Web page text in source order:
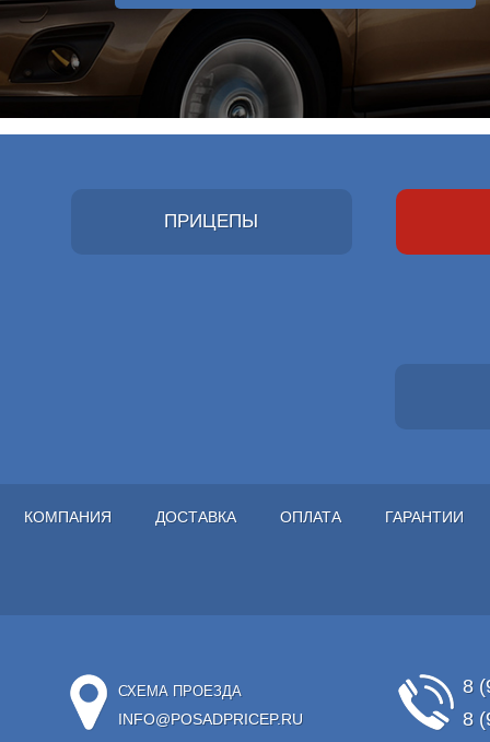
ПРИЦЕПЫ
КОМПАНИЯ ДОСТАВКА ОПЛАТА ГАРАНТИИ
СХЕМА ПРОЕЗДА
INFO@POSADPRICEP.RU
8
8